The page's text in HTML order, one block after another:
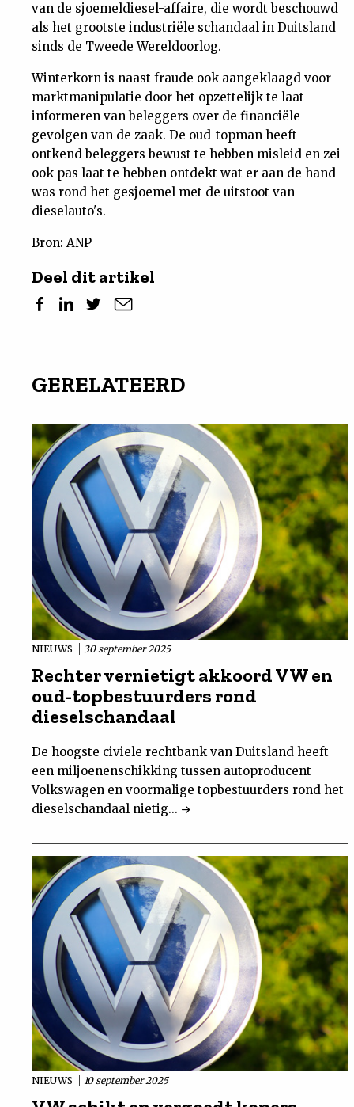
van de sjoemeldiesel-affaire, die wordt beschouwd
als het grootste industriële schandaal in Duitsland
sinds de Tweede Wereldoorlog.
Winterkorn is naast fraude ook aangeklaagd voor
marktmanipulatie door het opzettelijk te laat
informeren van beleggers over de financiële
gevolgen van de zaak. De oud-topman heeft
ontkend beleggers bewust te hebben misleid en zei
ook pas laat te hebben ontdekt wat er aan de hand
was rond het gesjoemel met de uitstoot van
dieselauto's.
Bron: ANP
Deel dit artikel
GERELATEERD
NIEUWS 30 september 2025
Rechter vernietigt akkoord VW en
oud-topbestuurders rond
dieselschandaal
De hoogste civiele rechtbank van Duitsland heeft
een miljoenenschikking tussen autoproducent
Volkswagen en voormalige topbestuurders rond het
dieselschandaal nietig...
NIEUWS 10 september 2025